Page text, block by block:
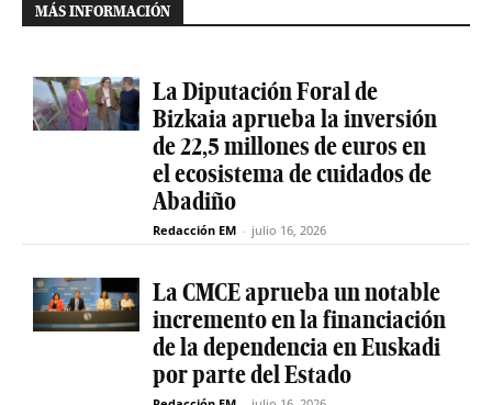
MÁS INFORMACIÓN
La Diputación Foral de
Bizkaia aprueba la inversión
de 22,5 millones de euros en
el ecosistema de cuidados de
Abadiño
Redacción EM - julio 16, 2026
La CMCE aprueba un notable
incremento en la financiación
de la dependencia en Euskadi
por parte del Estado